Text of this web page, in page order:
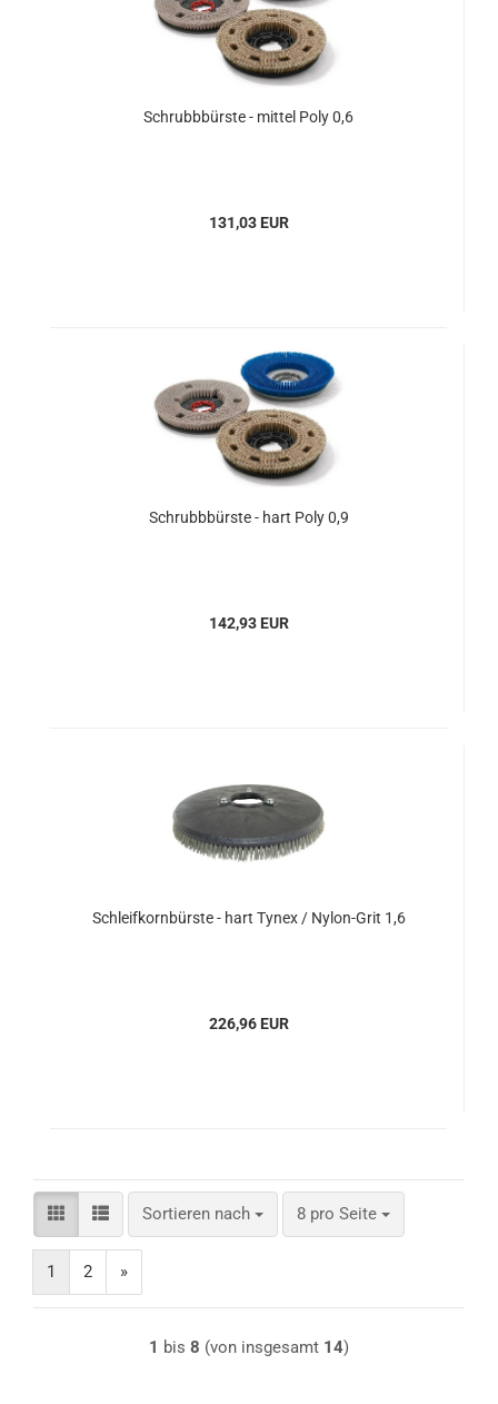
Schrubbbürste - mittel Poly 0,6
131,03 EUR
Schrubbbürste - hart Poly 0,9
142,93 EUR
Schleifkornbürste - hart Tynex / Nylon-Grit 1,6
226,96 EUR
Sortieren nach
Sortieren nach 8 pro Seite
pro Seite
1 2 »
1 bis 8 (von insgesamt 14)